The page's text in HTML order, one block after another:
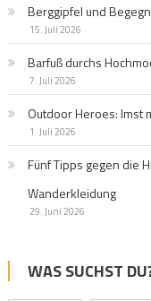
Berggipfel und
15. Juli 2026
Barfuß durchs
7. Juli 2026
Outdoor Heroes: Imst
1. Juli 2026
Fünf Tipps gegen die
Wanderkleidung
29. Juni 2026
WAS SUCHST